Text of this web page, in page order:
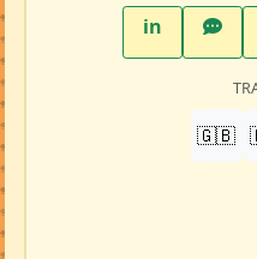
inLinkedIn
🇬🇧